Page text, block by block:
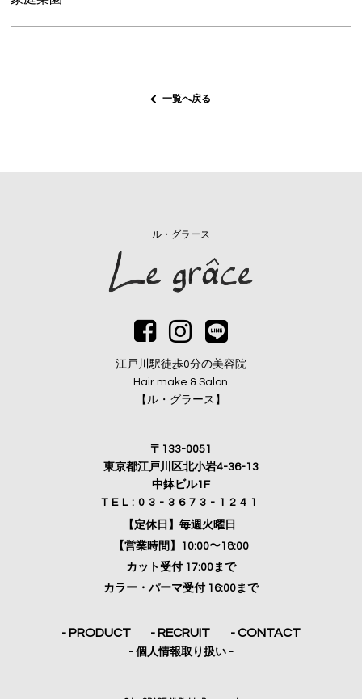
一覧へ戻る
ル・グラース
江戸川駅徒歩0分の美容院
Hair make & Salon
【ル・グラース】
〒133-0051
東京都江戸川区北小岩4-36-13
中鉢ビル1F
TEL:03-3673-1241
【定休日】毎週火曜日
【営業時間】10:00〜18:00
カット受付 17:00まで
カラー・パーマ受付 16:00まで
- PRODUCT - RECRUIT - CONTACT
- 個人情報取り扱い -